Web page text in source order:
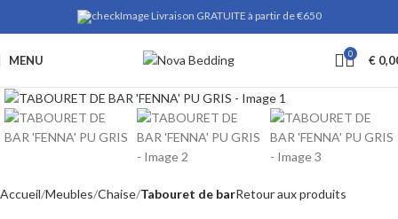
Livraison GRATUITE à partir de €650
MENU 0 €
Accueil Meubles Chaise Tabouret de barRetour aux produits